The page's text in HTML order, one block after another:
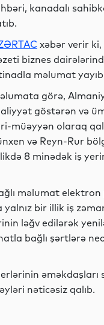
kanadalı
xəbər verir ki,
biznes
məlumat
görə,
göstərən və
müəyyən olaraq
və Reyn-Rur
8 minədək iş
məlumat
bir illik iş
ləğv edilərək
bağlı şərtlərə
əməkdaşları
nəticəsiz qalıb.